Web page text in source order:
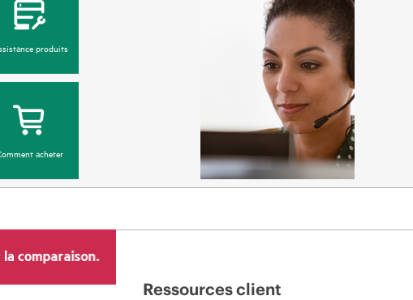
produits
acheter
comparaison.
Ressources client